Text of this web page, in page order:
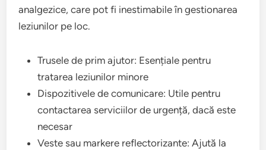
analgezice, care pot fi inestimabile în gestionarea
leziunilor pe loc.
Trusele de prim ajutor: Esențiale pentru
tratarea leziunilor minore
Dispozitivele de comunicare: Utile pentru
contactarea serviciilor de urgență, dacă este
necesar
Veste sau markere reflectorizante: Ajută la